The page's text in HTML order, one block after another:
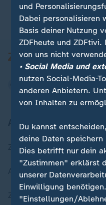
Aktuell bei ZDFheute
Zuletzt veröffentlicht
Aktuelle Sendungs-Videos
ZDFheute Stories
und
Dabei personalisieren
Basis deiner Nutzung
ZDFheute und
von uns nicht
• Social Media und
nutzen Social-Media-
anderen Anbietern.
von Inhalten zu
Du kannst
deine Daten
Dies betrifft nur dein
"Zustimmen" erklärst
unserer
Einwilligung
"Einstellungen/